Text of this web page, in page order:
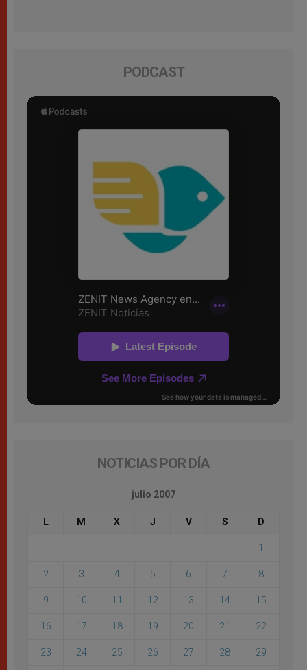
PODCAST
NOTICIAS POR DÍA
julio 2007
L M X J V S D
1
2 3 4 5 6 7 8
9 10 11 12 13 14 15
16 17 18 19 20 21 22
23 24 25 26 27 28 29